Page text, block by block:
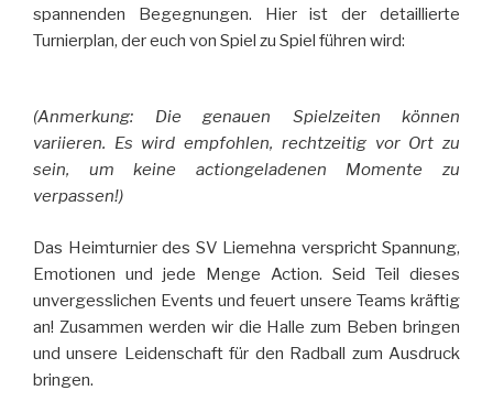
spannenden Begegnungen. Hier ist der detaillierte
Turnierplan, der euch von Spiel zu Spiel führen wird:
(Anmerkung: Die genauen Spielzeiten können
variieren. Es wird empfohlen, rechtzeitig vor Ort zu
sein, um keine actiongeladenen Momente zu
verpassen!)
Das Heimturnier des SV Liemehna verspricht Spannung,
Emotionen und jede Menge Action. Seid Teil dieses
unvergesslichen Events und feuert unsere Teams kräftig
an! Zusammen werden wir die Halle zum Beben bringen
und unsere Leidenschaft für den Radball zum Ausdruck
bringen.